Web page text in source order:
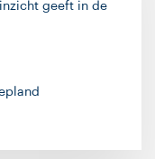
geeft in de